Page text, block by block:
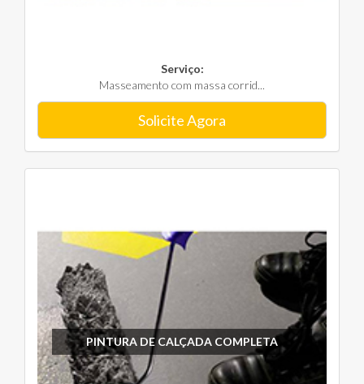
Serviço:
Masseamento com massa corrid...
Solicite Agora
PINTURA DE CALÇADA COMPLETA